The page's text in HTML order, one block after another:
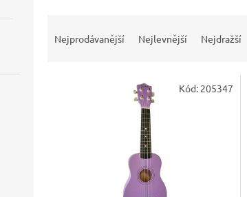
Nejprodávanější Nejlevnější Nejdražší
Kód: 205347